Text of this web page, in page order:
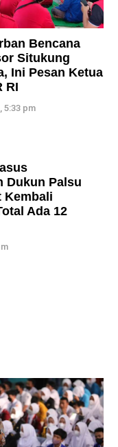
Bencana
Situkung
Ini Pesan Ketua
RI
5:33 pm
Dukun Palsu
Kembali
Ada 12